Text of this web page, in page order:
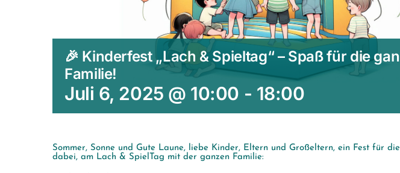
🎉 Kinderfest „Lach & Spieltag“ – Spaß für die
Familie!
Juli 6, 2025 @ 10:00 - 18:00
Sommer, Sonne und Gute Laune, liebe Kinder, Eltern und Großeltern, ein Fest für
dabei, am Lach & SpielTag mit der ganzen Familie: